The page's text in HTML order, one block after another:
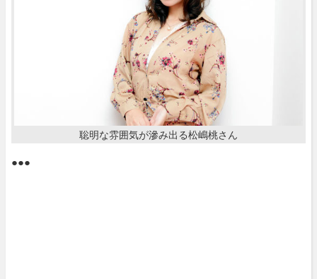
聡明な雰囲気が滲み出る松嶋桃さん
●●●